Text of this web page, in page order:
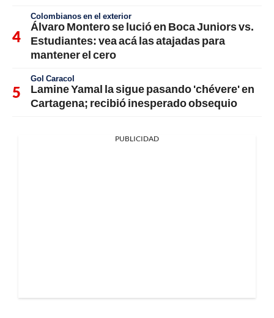
Colombianos en el exterior
Álvaro Montero se lució en Boca Juniors vs.
Estudiantes: vea acá las atajadas para
mantener el cero
Gol Caracol
Lamine Yamal la sigue pasando 'chévere' en
Cartagena; recibió inesperado obsequio
PUBLICIDAD